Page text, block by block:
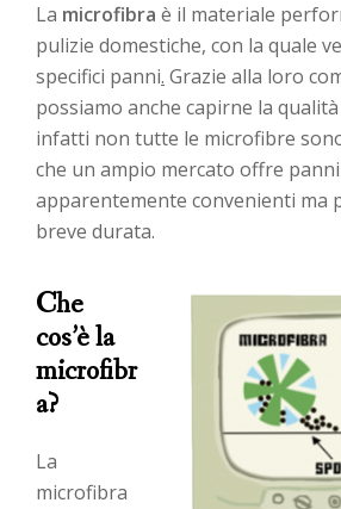
La microfibra è il materiale
pulizie domestiche, con la quale
specifici panni. Grazie alla loro
possiamo anche capirne la
infatti non tutte le microfibre
che un ampio mercato offre
apparentemente convenienti ma
breve durata.
Che
cos’è la
microfibr
a?
La
microfibra